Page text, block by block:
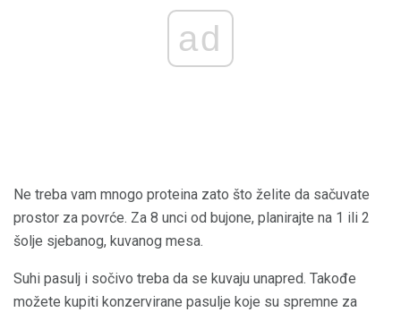
ad
Ne treba vam mnogo proteina zato što želite da sačuvate
prostor za povrće. Za 8 unci od bujone, planirajte na 1 ili 2
šolje sjebanog, kuvanog mesa.
Suhi pasulj i sočivo treba da se kuvaju unapred. Takođe
možete kupiti konzervirane pasulje koje su spremne za